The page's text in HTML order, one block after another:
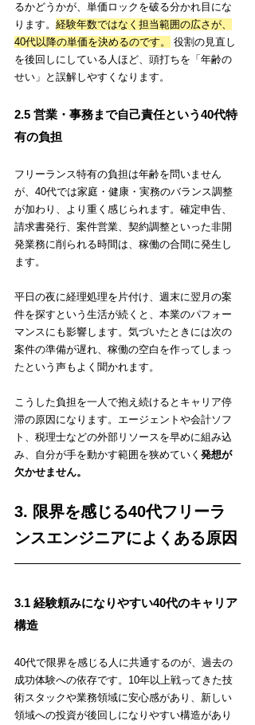
るかどうかが、単価ロックを破る分かれ目にな
ります。 経験年数ではなく担当範囲の広さが、
40代以降の単価を決めるのです。
役割の見直し
を後回しにしている人ほど、頭打ちを「年齢の
せい」と誤解しやすくなります。
2.5 営業・事務まで自己責任という40代特
有の負担
フリーランス特有の負担は年齢を問いません
が、40代では家庭・健康・実務のバランス調整
が加わり、より重く感じられます。確定申告、
請求書発行、案件営業、契約調整といった非開
発業務に削られる時間は、稼働の合間に発生し
ます。
平日の夜に経理処理を片付け、週末に翌月の案
件を探すという生活が続くと、本業のパフォー
マンスにも影響します。気づいたときには次の
案件の準備が遅れ、稼働の空白を作ってしまっ
たという声もよく聞かれます。
こうした負担を一人で抱え続けるとキャリア停
滞の原因になります。エージェントや会計ソフ
ト、税理士などの外部リソースを早めに組み込
み、自分が手を動かす範囲を狭めていく 発想が
欠かせません。
3. 限界を感じる40代フリーラ
ンスエンジニアによくある原因
3.1 経験頼みになりやすい40代のキャリア
構造
40代で限界を感じる人に共通するのが、過去の
成功体験への依存です。10年以上戦ってきた技
術スタックや業務領域に安心感があり、新しい
領域への投資が後回しになりやすい構造があり